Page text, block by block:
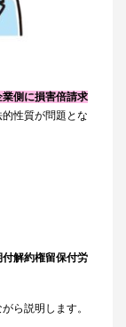
側に損害倍請求
的性質が問題とな
付解約権留保付労
ら説明します。